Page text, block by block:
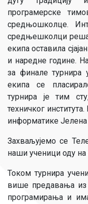
програмерске
средњошколце.
средњешколци
екипа оставила
и наредне године.
за финале турнира
екипа се
турнира је тим
техничког
информатике
Захваљујемо се
наши ученици оду
Током турнира
више предавања из
програмирања и